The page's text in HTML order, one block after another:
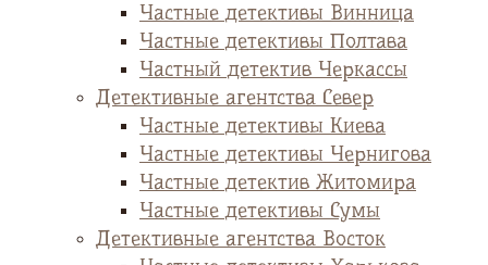
Частные детективы Винница
Частные детективы Полтава
Частный детектив Черкассы
Детективные агентства Север
Частные детективы Киева
Частные детективы Чернигова
Частные детектив Житомира
Частные детективы Сумы
Детективные агентства Восток